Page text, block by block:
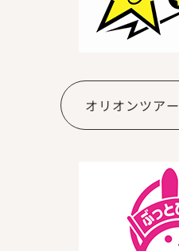
オリオンツアー